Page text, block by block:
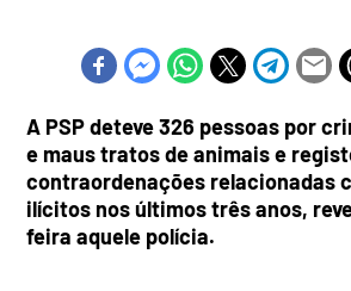
A PSP deteve 326 pessoas por
e maus tratos de animais e
contraordenações relacionadas
ilícitos nos últimos três anos,
feira aquele polícia.